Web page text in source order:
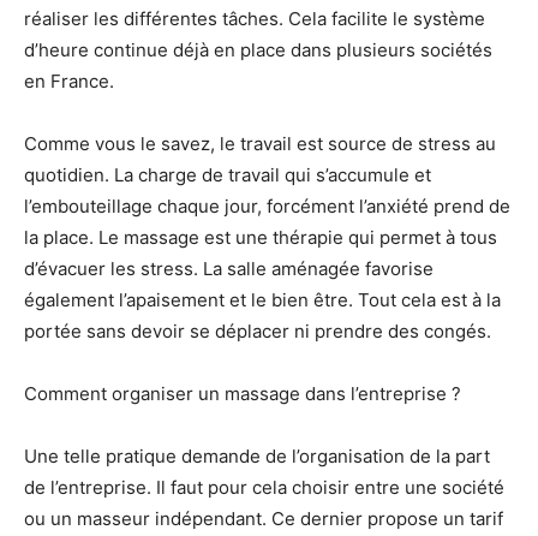
réaliser les différentes tâches. Cela facilite le système
d’heure continue déjà en place dans plusieurs sociétés
en France.
Comme vous le savez, le travail est source de stress au
quotidien. La charge de travail qui s’accumule et
l’embouteillage chaque jour, forcément l’anxiété prend de
la place. Le massage est une thérapie qui permet à tous
d’évacuer les stress. La salle aménagée favorise
également l’apaisement et le bien être. Tout cela est à la
portée sans devoir se déplacer ni prendre des congés.
Comment organiser un massage dans l’entreprise ?
Une telle pratique demande de l’organisation de la part
de l’entreprise. Il faut pour cela choisir entre une société
ou un masseur indépendant. Ce dernier propose un tarif